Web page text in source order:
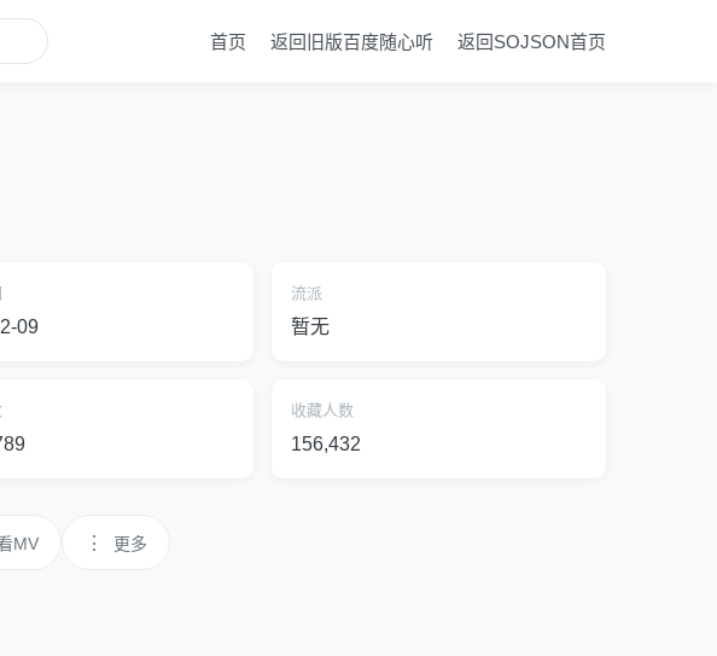
首页 返回旧版百度随心听 返回SOJSON首页
09
流派
暂无
收藏人数
156,432
MV ⋮ 更多